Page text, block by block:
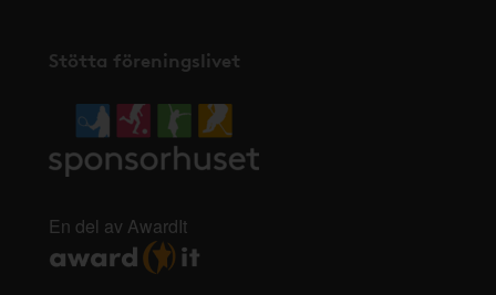
Stötta föreningslivet
En del av AwardIt